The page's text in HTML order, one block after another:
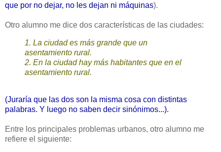
que por no dejar, no les dejan ni máquinas).
Otro alumno me dice dos características de las ciudades:
1. La ciudad es más grande que un
asentamiento rural.
2. En la ciudad hay más habitantes que en el
asentamiento rural.
(Juraría que las dos son la misma cosa con distintas
palabras. Y luego no saben decir sinónimos...).
Entre los principales problemas urbanos, otro alumno me
refiere el siguiente: